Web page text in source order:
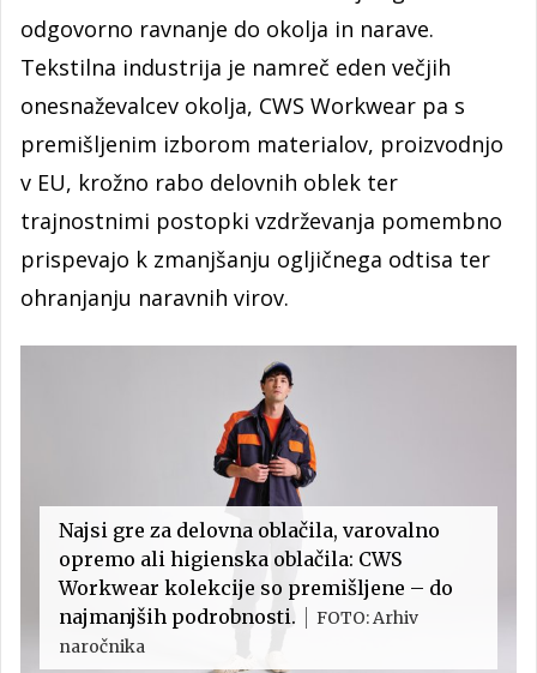
odgovorno ravnanje do okolja in narave.
Tekstilna industrija je namreč eden večjih
onesnaževalcev okolja, CWS Workwear pa s
premišljenim izborom materialov, proizvodnjo
v EU, krožno rabo delovnih oblek ter
trajnostnimi postopki vzdrževanja pomembno
prispevajo k zmanjšanju ogljičnega odtisa ter
ohranjanju naravnih virov.
Najsi gre za delovna oblačila, varovalno
opremo ali higienska oblačila: CWS
Workwear kolekcije so premišljene – do
najmanjših podrobnosti.
FOTO: Arhiv
naročnika